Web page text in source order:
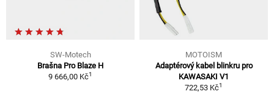
SW-Motech
Brašna Pro Blaze H
9 666,00 Kč1
MOTOISM
Adaptérový kabel blinkru pro
KAWASAKI V1
722,53 Kč1